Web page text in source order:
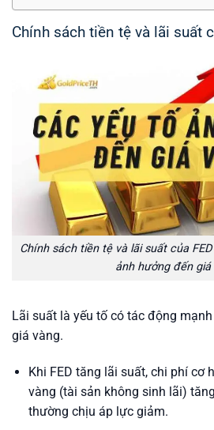
Chính sách tiền tệ và lãi suất
Chính sách tiền tệ và lãi suất của
ảnh hưởng đến giá
Lãi suất là yếu tố có tác động
giá vàng.
Khi FED tăng lãi suất, chi phí cơ
vàng (tài sản không sinh lãi)
thường chịu áp lực giảm.